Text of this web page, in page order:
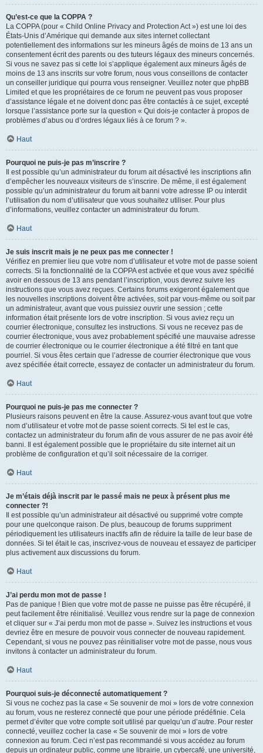
Qu’est-ce que la COPPA ?
La COPPA (pour « Child Online Privacy and Protection Act ») est une loi des
États-Unis d’Amérique qui demande aux sites internet collectant
potentiellement des informations sur les mineurs âgés de moins de 13 ans un
consentement écrit des parents ou des tuteurs légaux des mineurs concernés.
Si vous ne savez pas si cette loi s’applique également aux mineurs âgés de
moins de 13 ans inscrits sur votre forum, nous vous conseillons de contacter
un conseiller juridique qui pourra vous renseigner. Veuillez noter que phpBB
Limited et que les propriétaires de ce forum ne peuvent pas vous proposer
d’assistance légale et ne doivent donc pas être contactés à ce sujet, excepté
lorsque l’assistance porte sur la question « Qui dois-je contacter à propos de
problèmes d’abus ou d’ordres légaux liés à ce forum ? ».
Haut
Pourquoi ne puis-je pas m’inscrire ?
Il est possible qu’un administrateur du forum ait désactivé les inscriptions afin
d’empêcher les nouveaux visiteurs de s’inscrire. De même, il est également
possible qu’un administrateur du forum ait banni votre adresse IP ou interdit
l’utilisation du nom d’utilisateur que vous souhaitez utiliser. Pour plus
d’informations, veuillez contacter un administrateur du forum.
Haut
Je suis inscrit mais je ne peux pas me connecter !
Vérifiez en premier lieu que votre nom d’utilisateur et votre mot de passe soient
corrects. Si la fonctionnalité de la COPPA est activée et que vous avez spécifié
avoir en dessous de 13 ans pendant l’inscription, vous devrez suivre les
instructions que vous avez reçues. Certains forums exigeront également que
les nouvelles inscriptions doivent être activées, soit par vous-même ou soit par
un administrateur, avant que vous puissiez ouvrir une session ; cette
information était présente lors de votre inscription. Si vous aviez reçu un
courrier électronique, consultez les instructions. Si vous ne recevez pas de
courrier électronique, vous avez probablement spécifié une mauvaise adresse
de courrier électronique ou le courrier électronique a été filtré en tant que
pourriel. Si vous êtes certain que l’adresse de courrier électronique que vous
avez spécifiée était correcte, essayez de contacter un administrateur du forum.
Haut
Pourquoi ne puis-je pas me connecter ?
Plusieurs raisons peuvent en être la cause. Assurez-vous avant tout que votre
nom d’utilisateur et votre mot de passe soient corrects. Si tel est le cas,
contactez un administrateur du forum afin de vous assurer de ne pas avoir été
banni. Il est également possible que le propriétaire du site internet ait un
problème de configuration et qu’il soit nécessaire de la corriger.
Haut
Je m’étais déjà inscrit par le passé mais ne peux à présent plus me
connecter ?!
Il est possible qu’un administrateur ait désactivé ou supprimé votre compte
pour une quelconque raison. De plus, beaucoup de forums suppriment
périodiquement les utilisateurs inactifs afin de réduire la taille de leur base de
données. Si tel était le cas, inscrivez-vous de nouveau et essayez de participer
plus activement aux discussions du forum.
Haut
J’ai perdu mon mot de passe !
Pas de panique ! Bien que votre mot de passe ne puisse pas être récupéré, il
peut facilement être réinitialisé. Veuillez vous rendre sur la page de connexion
et cliquer sur « J’ai perdu mon mot de passe ». Suivez les instructions et vous
devriez être en mesure de pouvoir vous connecter de nouveau rapidement.
Cependant, si vous ne pouvez pas réinitialiser votre mot de passe, nous vous
invitons à contacter un administrateur du forum.
Haut
Pourquoi suis-je déconnecté automatiquement ?
Si vous ne cochez pas la case « Se souvenir de moi » lors de votre connexion
au forum, vous ne resterez connecté que pour une période prédéfinie. Cela
permet d’éviter que votre compte soit utilisé par quelqu’un d’autre. Pour rester
connecté, veuillez cocher la case « Se souvenir de moi » lors de votre
connexion au forum. Ceci n’est pas recommandé si vous accédez au forum
depuis un ordinateur public, comme une librairie, un cybercafé, une université,